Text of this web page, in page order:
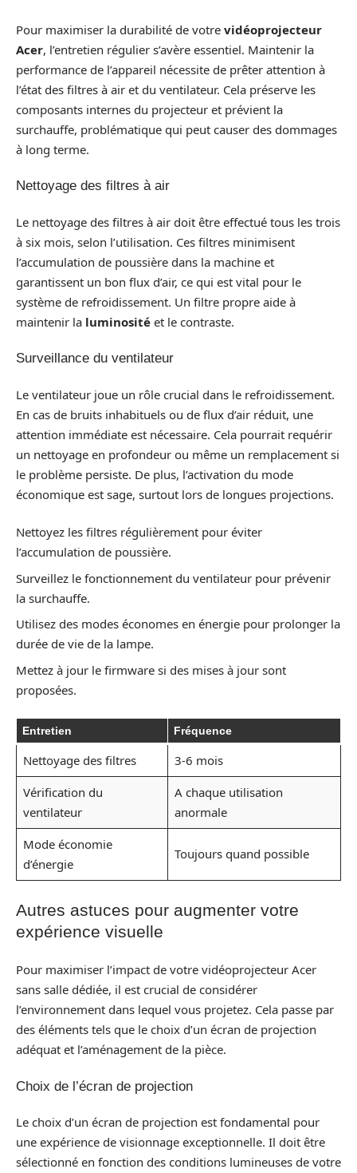
Pour maximiser la durabilité de votre vidéoprojecteur
Acer, l’entretien régulier s’avère essentiel. Maintenir la
performance de l’appareil nécessite de prêter attention à
l’état des filtres à air et du ventilateur. Cela préserve les
composants internes du projecteur et prévient la
surchauffe, problématique qui peut causer des dommages
à long terme.
Nettoyage des filtres à air
Le nettoyage des filtres à air doit être effectué tous les trois
à six mois, selon l’utilisation. Ces filtres minimisent
l’accumulation de poussière dans la machine et
garantissent un bon flux d’air, ce qui est vital pour le
système de refroidissement. Un filtre propre aide à
maintenir la luminosité et le contraste.
Surveillance du ventilateur
Le ventilateur joue un rôle crucial dans le refroidissement.
En cas de bruits inhabituels ou de flux d’air réduit, une
attention immédiate est nécessaire. Cela pourrait requérir
un nettoyage en profondeur ou même un remplacement si
le problème persiste. De plus, l’activation du mode
économique est sage, surtout lors de longues projections.
Nettoyez les filtres régulièrement pour éviter
l’accumulation de poussière.
Surveillez le fonctionnement du ventilateur pour prévenir
la surchauffe.
Utilisez des modes économes en énergie pour prolonger la
durée de vie de la lampe.
Mettez à jour le firmware si des mises à jour sont
proposées.
Entretien Fréquence
Nettoyage des filtres
3-6 mois
Vérification du
ventilateur
A chaque utilisation
anormale
Mode économie
d’énergie
Toujours quand possible
Autres astuces pour augmenter votre
expérience visuelle
Pour maximiser l’impact de votre vidéoprojecteur Acer
sans salle dédiée, il est crucial de considérer
l’environnement dans lequel vous projetez. Cela passe par
des éléments tels que le choix d’un écran de projection
adéquat et l’aménagement de la pièce.
Choix de l’écran de projection
Le choix d’un écran de projection est fondamental pour
une expérience de visionnage exceptionnelle. Il doit être
sélectionné en fonction des conditions lumineuses de votre